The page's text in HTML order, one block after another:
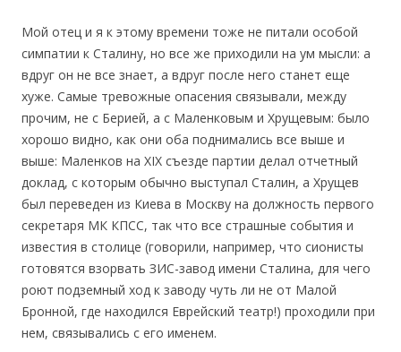
Мой отец и я к этому времени тоже не питали особой
симпатии к Сталину, но все же приходили на ум мысли: а
вдруг он не все знает, а вдруг после него станет еще
хуже. Самые тревожные опасения связывали, между
прочим, не с Берией, а с Маленковым и Хрущевым: было
хорошо видно, как они оба поднимались все выше и
выше: Маленков на XIX съезде партии делал отчетный
доклад, с которым обычно выступал Сталин, а Хрущев
был переведен из Киева в Москву на должность первого
секретаря MК КПСС, так что все страшные события и
известия в столице (говорили, например, что сионисты
готовятся взорвать ЗИС-завод имени Сталина, для чего
роют подземный ход к заводу чуть ли не от Малой
Бронной, где находился Еврейский театр!) проходили при
нем, связывались с его именем.